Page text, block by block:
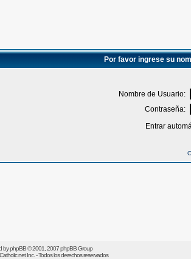
Por favor ingrese su
Nombre de Usuario:
Contraseña:
Entrar
byphpBB© 2001, 2007 phpBB Group
Catholic.netInc. - Todos los derechos reservados